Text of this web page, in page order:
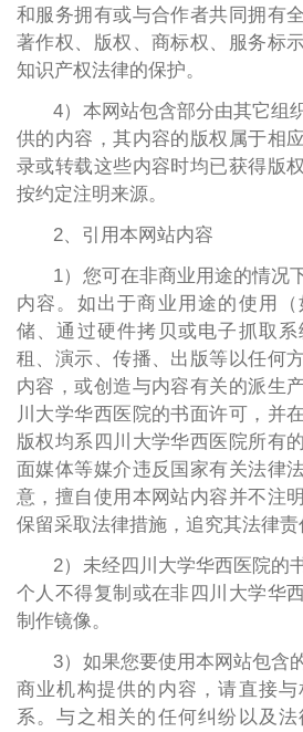
和服务拥有或与合作者共同拥有
著作权、版权、商标权、服务标
知识产权法律的保护。
4）本网站包含部分由其它组
供的内容，其内容的版权属于相
录或转载这些内容时均已获得版
按约定注明来源。
2、引用本网站内容
1）您可在非商业用途的情况
内容。如出于商业用途的使用
储、通过硬件拷贝或电子抓取
租、演示、传播、出版等以任何
内容，或创造与内容有关的派生
川大学华西医院的书面许可，并
版权均系四川大学华西医院所有
面媒体等媒介违反国家有关法律
意，擅自使用本网站内容并不注
保留采取法律措施，追究其法律责
2）未经四川大学华西医院的
个人不得复制或在非四川大学华
制作镜像。
3）如果您要使用本网站包含
商业机构提供的内容，请直接
系。与之相关的任何纠纷以及